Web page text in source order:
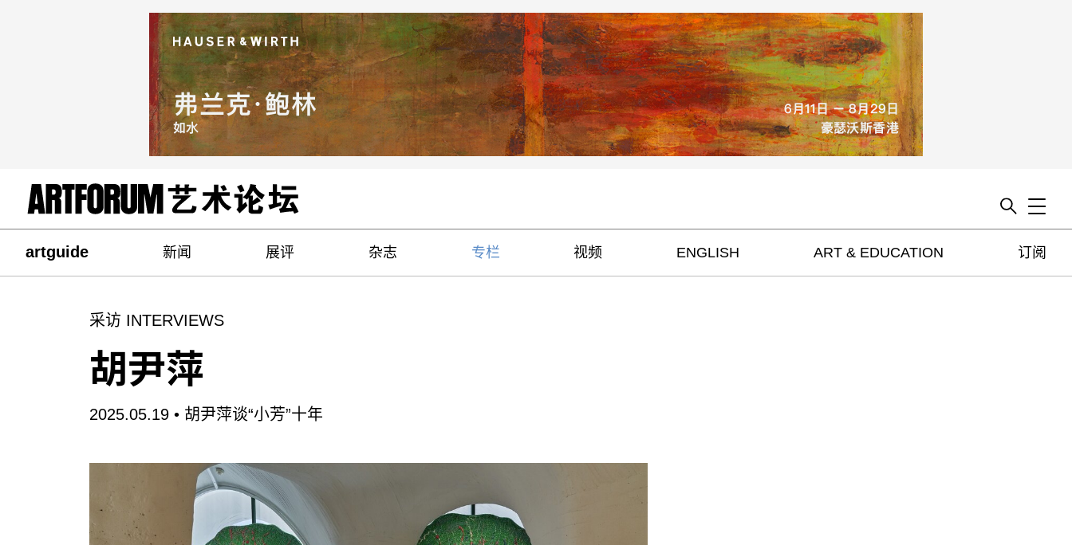
Toggle
artguide 新闻 展评 杂志 专栏 视频 ENGLISH ART & EDUCATION 订阅
采访 INTERVIEWS
胡尹萍
2025.05.19 • 胡尹萍谈“小芳”十年